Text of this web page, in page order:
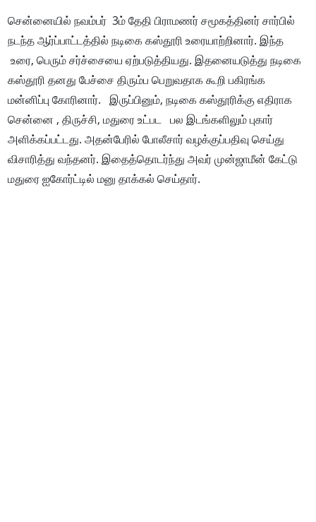
சென்னையில் நவம்பர் 3ம் தேதி பிராமணர் சமூகத்தினர் சார்பில்
நடந்த ஆர்ப்பாட்டத்தில் நடிகை கஸ்தூரி உரையாற்றினார். இந்த
உரை, பெரும் சர்ச்சையை ஏற்படுத்தியது. இதனையடுத்து நடிகை
கஸ்தூரி தனது பேச்சை திரும்ப பெறுவதாக கூறி பகிரங்க
மன்னிப்பு கோரினார். இருப்பினும், நடிகை கஸ்தூரிக்கு எதிராக
சென்னை , திருச்சி, மதுரை உட்பட பல இடங்களிலும் புகார்
அளிக்கப்பட்டது. அதன்பேரில் போலீசார் வழக்குப்பதிவு செய்து
விசாரித்து வந்தனர். இதைத்தொடர்ந்து அவர் முன்ஜாமீன் கேட்டு
மதுரை ஐகோர்ட்டில் மனு தாக்கல் செய்தார்.